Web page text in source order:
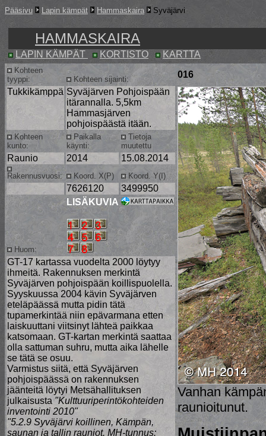
Pääsivu Lapin kämpät Hammaskaira Syväjärvi
HAMMASKAIRA
LAPIN KÄMPÄT KORTISTO KARTTA
Kohteen
tyyppi:
Kohteen sijainti:
016
Tukkikämppä Syväjärven Pohjoispään
itärannalla. 5,5km
Hammasjärven
pohjoispäästä itään.
Vanhan
raunioitunut.
Kohteen
kunto:
Paikalla
käynti:
Tietoja
muutettu
Raunio 2014 15.08.2014
Rakennusvuosi: Koord. X(P) Koord. Y(I)
7626120 3499950
Huom:
LISÄKUVIA
GT-17 kartassa vuodelta 2000 löytyy
ihmeitä. Rakennuksen merkintä
Syväjärven pohjoispään koillispuolella.
Syyskuussa 2004 kävin Syväjärven
eteläpäässä mutta pidin tätä
tupamerkintää niin epävarmana etten
laiskuuttani viitsinyt lähteä paikkaa
katsomaan. GT-kartan merkintä saattaa
olla sattuman suhru, mutta aika lähelle
se tätä se osuu.
Varmistus siitä, että Syväjärven
pohjoispäässä on rakennuksen
jäänteitä löytyi Metsähallituksen
julkaisusta "Kulttuuriperintökohteiden
inventointi 2010"
"5.2.9 Syväjärvi koillinen, Kämpän,
saunan ja tallin rauniot. MH-tunnus: